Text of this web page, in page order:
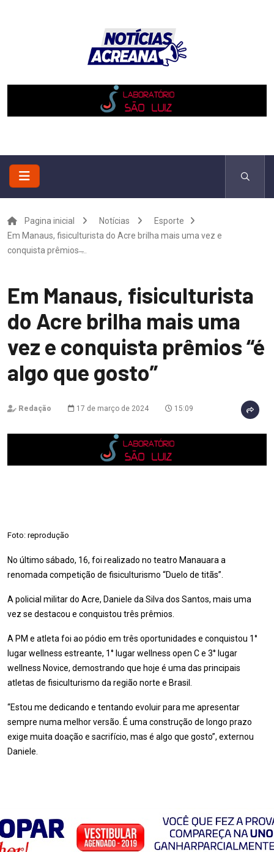
Pagina inicial Notícias
Esporte
Em Manaus, fisiculturista do Acre brilha mais uma vez e
conquista prêmios ̶...
Em Manaus, fisiculturista
do Acre brilha mais uma
vez e conquista prêmios “é
algo que gosto”
Redação 17 de março de 2024 15:09
Foto: reprodução
No último sábado, 16, foi realizado no teatro Manauara a
renomada competição de fisiculturismo “Duelo de titãs”.
A policial militar do Acre, Daniele da Silva dos Santos, mais uma
vez se destacou e conquistou três prêmios.
A PM e atleta foi ao pódio em três oportunidades e conquistou 1°
lugar wellness estreante, 1° lugar wellness open C e 3° lugar
wellness Novice, demostrando que hoje é uma das principais
atletas de fisiculturismo da região norte e Brasil.
“Estou me dedicando e tentando evoluir para me apresentar
sempre numa melhor versão. É uma construção de longo prazo
exige muita doação e sacrifício, mas é algo que gosto”, externou
Daniele.